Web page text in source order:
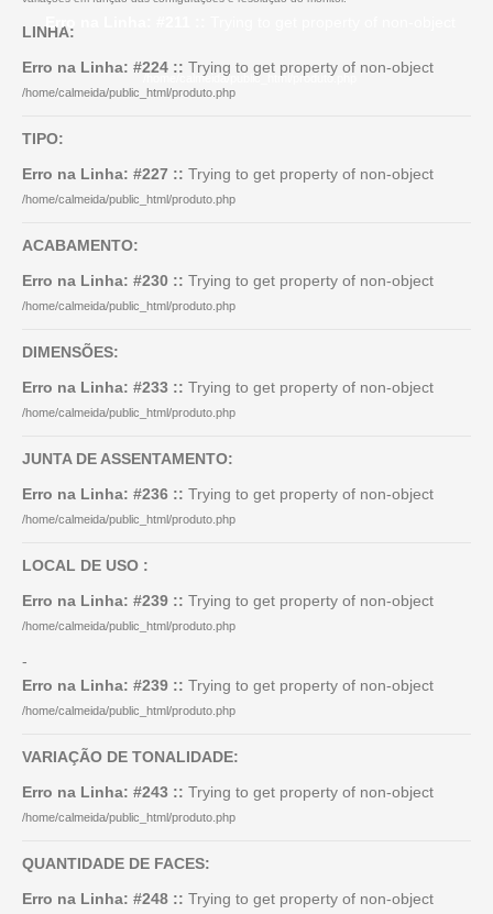
Erro na Linha: #211 ::
/home/calmeida/public_html/produto.php
LINHA:
Erro na Linha: #224 :: Trying to get property of non-object
/home/calmeida/public_html/produto.php
TIPO:
Erro na Linha: #227 :: Trying to get property of non-object
/home/calmeida/public_html/produto.php
ACABAMENTO:
Erro na Linha: #230 :: Trying to get property of non-object
/home/calmeida/public_html/produto.php
DIMENSÕES:
Erro na Linha: #233 :: Trying to get property of non-object
/home/calmeida/public_html/produto.php
JUNTA DE ASSENTAMENTO:
Erro na Linha: #236 :: Trying to get property of non-object
/home/calmeida/public_html/produto.php
LOCAL DE USO :
Erro na Linha: #239 :: Trying to get property of non-object
/home/calmeida/public_html/produto.php
-
Erro na Linha: #239 :: Trying to get property of non-object
/home/calmeida/public_html/produto.php
VARIAÇÃO DE TONALIDADE:
Erro na Linha: #243 :: Trying to get property of non-object
/home/calmeida/public_html/produto.php
QUANTIDADE DE FACES:
Erro na Linha: #248 :: Trying to get property of non-object